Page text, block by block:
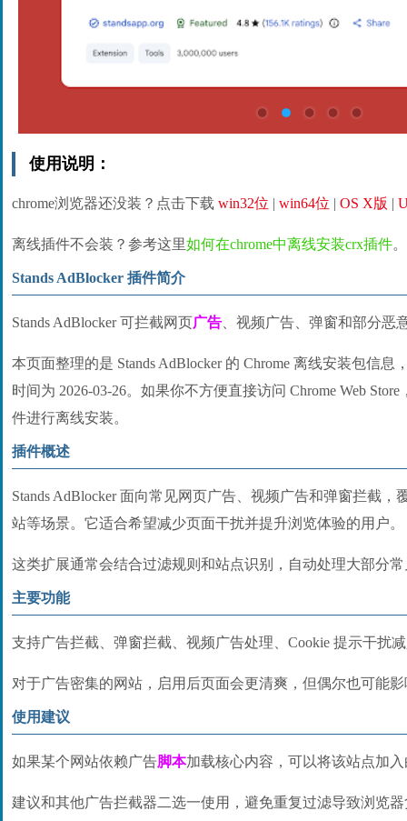
使用说明：
chrome浏览器还没装？点击下载 win32位 | win64位 | OS X版 |
离线插件不会装？参考这里如何在chrome中离线安装crx插件。
Stands AdBlocker 插件简介
Stands AdBlocker 可拦截网页广告 、视频广告、弹窗和部分恶
本页面整理的是 Stands AdBlocker 的 Chrome 离线安装包信息
时间为 2026-03-26。如果你不方便直接访问 Chrome Web
件进行离线安装。
插件概述
Stands AdBlocker 面向常见网页广告、视频广告和弹窗拦截，
站等场景。它适合希望减少页面干扰并提升浏览体验的用户。
这类扩展通常会结合过滤规则和站点识别，自动处理大部分
主要功能
支持广告拦截、弹窗拦截、视频广告处理、Cookie 提示干扰
对于广告密集的网站，启用后页面会更清爽，但偶尔也可能
使用建议
如果某个网站依赖广告脚本加载核心内容，可以将该站点加
建议和其他广告拦截器二选一使用，避免重复过滤导致浏览